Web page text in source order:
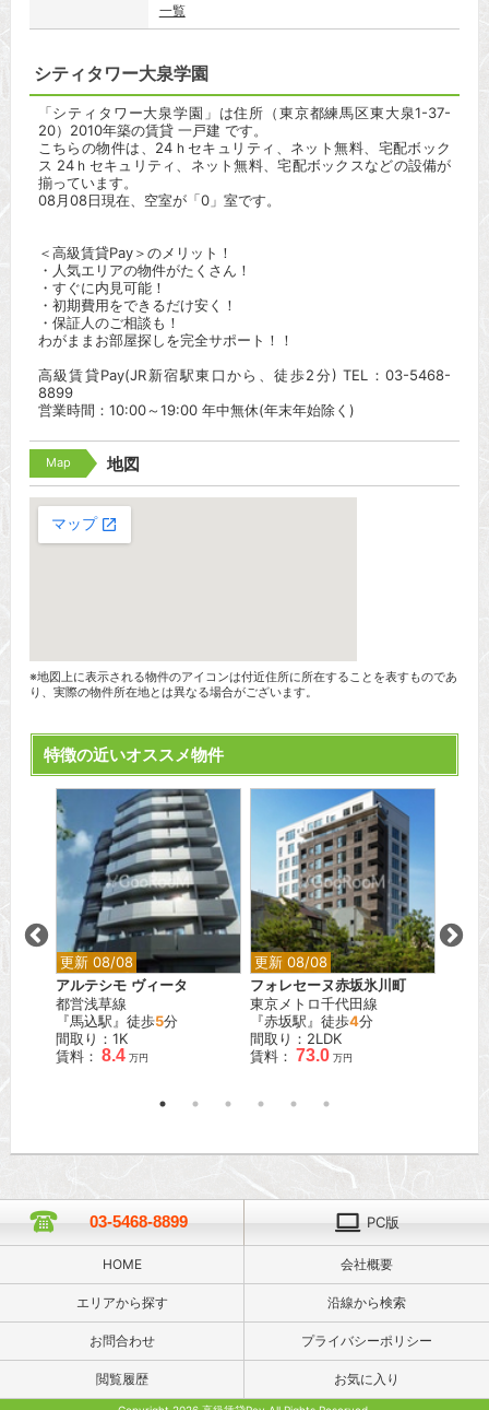
一覧
シティタワー大泉学園
「シティタワー大泉学園」は住所（東京都練馬区東大泉1-37-
20）2010年築の賃貸 一戸建 です。
こちらの物件は、24ｈセキュリティ、ネット無料、宅配ボック
ス 24ｈセキュリティ、ネット無料、宅配ボックスなどの設備が
揃っています。
08月08日現在、空室が「0」室です。
＜高級賃貸Pay＞のメリット！
・人気エリアの物件がたくさん！
・すぐに内見可能！
・初期費用をできるだけ安く！
・保証人のご相談も！
わがままお部屋探しを完全サポート！！
高級賃貸Pay(JR新宿駅東口から、徒歩2分) TEL：03-5468-
8899
営業時間：10:00～19:00 年中無休(年末年始除く)
Map 地図
※地図上に表示される物件のアイコンは付近住所に所在することを表すものであ
り、実際の物件所在地とは異なる場合がございます。
特徴の近いオススメ物件
更新 08/08
アルテシモ ヴィータ
都営浅草線
『馬込駅』徒歩5分
間取り：1K
賃料： 8.4 万円
更新 08/08
フォレセーヌ赤坂氷川町
東京メトロ千代田線
『赤坂駅』徒歩4分
間取り：2LDK
賃料： 73.0 万円
03-5468-8899 PC版
HOME 会社概要
エリアから探す 沿線から検索
お問合わせ プライバシーポリシー
閲覧履歴 お気に入り